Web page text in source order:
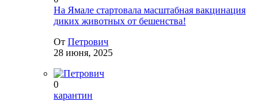
На Ямале стартовала масштабная вакцинация
диких животных от бешенства!
От Петрович
28 июня, 2025
0
карантин